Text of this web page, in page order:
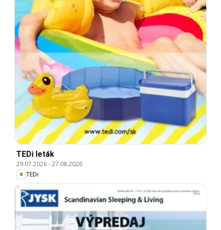
TEDi leták
29.07.2026-27.08.2026
TEDi